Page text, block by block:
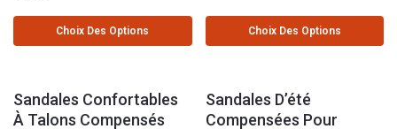
Choix Des Options Choix Des Options
Sandales Confortables
À Talons Compensés
Sandales D’été
Compensées Pour